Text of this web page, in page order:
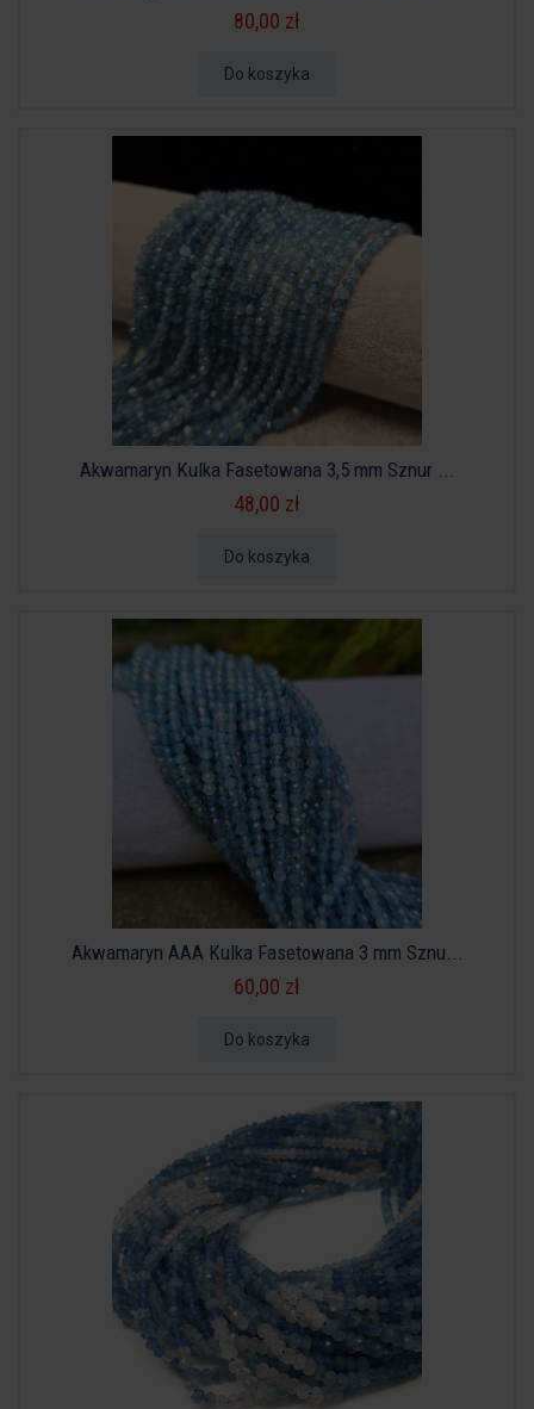
80,00 zł
Do koszyka
Akwamaryn Kulka Fasetowana 3,5 mm Sznur ...
48,00 zł
Do koszyka
Akwamaryn AAA Kulka Fasetowana 3 mm Sznu...
60,00 zł
Do koszyka